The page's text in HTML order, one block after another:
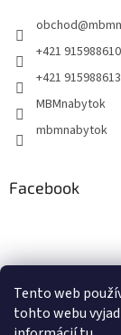
Tento web
tohto webu
obchod@
+421 915988610
+421 915988613
MBMnabytok
mbmnabytok
Facebook